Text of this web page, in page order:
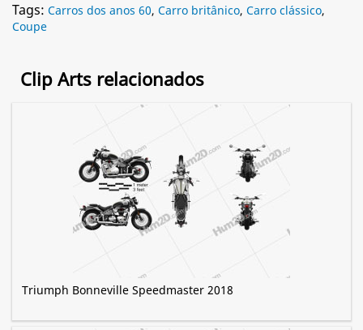
Tags: Carros dos anos 60, Carro britânico, Carro clássico,
Coupe
Clip Arts relacionados
Triumph Bonneville Speedmaster 2018